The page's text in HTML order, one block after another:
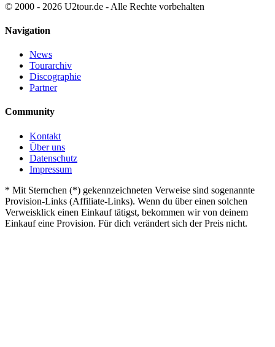
© 2000 - 2026 U2tour.de - Alle Rechte vorbehalten
Navigation
News
Tourarchiv
Discographie
Partner
Community
Kontakt
Über uns
Datenschutz
Impressum
* Mit Sternchen (*) gekennzeichneten Verweise sind sogenannte
Provision-Links (Affiliate-Links). Wenn du über einen solchen
Verweisklick einen Einkauf tätigst, bekommen wir von deinem
Einkauf eine Provision. Für dich verändert sich der Preis nicht.